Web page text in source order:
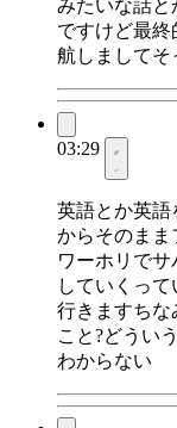
みたいな話と
ですけど最終
航しましてそ
03:29
英語とか英語
からそのまま
ワーホリで
していくっ
行きますちな
こと?どうい
わからない